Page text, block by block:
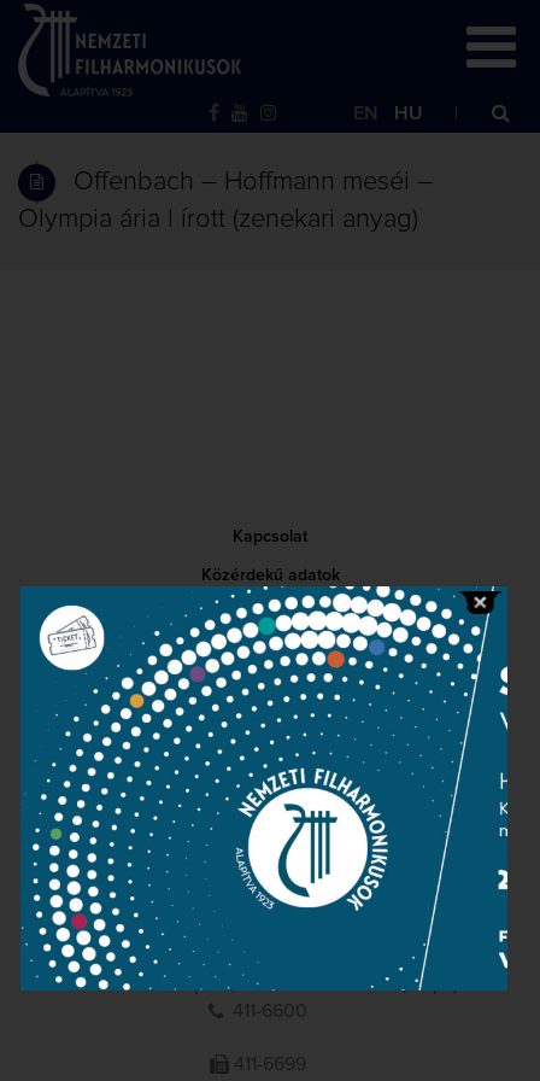
EN HU
Offenbach – Hoffmann meséi –
Olympia ária | írott (zenekari anyag)
Kapcsolat
Közérdekű adatok
Sajtószoba
Adatvédelem
Impresszum
NEMZETI
FILHARMONIKUSOK
1095 Budapest, Komor Marcell u. 1. (Müpa)
411-6600
411-6699